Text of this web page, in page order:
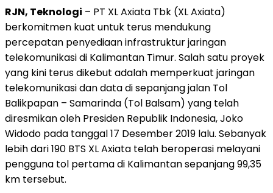
RJN, Teknologi – PT XL Axiata Tbk (XL Axiata)
berkomitmen kuat untuk terus mendukung
percepatan penyediaan infrastruktur jaringan
telekomunikasi di Kalimantan Timur. Salah satu proyek
yang kini terus dikebut adalah memperkuat jaringan
telekomunikasi dan data di sepanjang jalan Tol
Balikpapan – Samarinda (Tol Balsam) yang telah
diresmikan oleh Presiden Republik Indonesia, Joko
Widodo pada tanggal 17 Desember 2019 lalu. Sebanyak
lebih dari 190 BTS XL Axiata telah beroperasi melayani
pengguna tol pertama di Kalimantan sepanjang 99,35
km tersebut.